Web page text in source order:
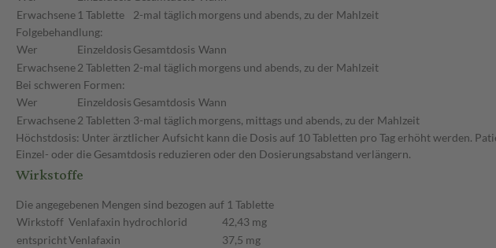
Erwachsene 1 Tablette 2-mal täglich morgens und abends, zu der Mahlzeit
Folgebehandlung:
Wer
Einzeldosis Gesamtdosis Wann
Erwachsene2 Tabletten 2-mal täglich morgens und abends, zu der Mahlzeit
Bei schweren Formen:
Wer
Einzeldosis Gesamtdosis Wann
Erwachsene2 Tabletten 3-mal täglich morgens, mittags und abends, zu der Mahlzeit
Höchstdosis: Unter ärztlicher Aufsicht kann die Dosis auf 10 Tabletten pro Tag erhöht werden.
Einzel- oder die Gesamtdosis reduzieren oder den Dosierungsabstand verlängern.
Wirkstoffe
Die angegebenen Mengen sind bezogen auf 1 Tablette
Wirkstoff Venlafaxin hydrochlorid
42,43 mg
entsprichtVenlafaxin
37,5 mg